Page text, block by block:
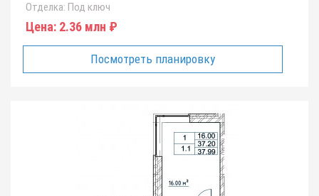
Отделка: Под ключ
Цена: 2.36 млн ₽
Посмотреть планировку